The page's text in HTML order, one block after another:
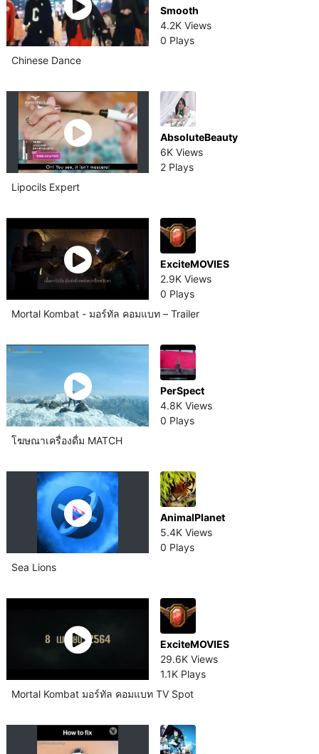
Smooth
4.2K Views
0 Plays
Chinese Dance
AbsoluteBeauty
6K Views
2 Plays
Lipocils Expert
ExciteMOVIES
2.9K Views
0 Plays
Mortal Kombat - มอร์ทัล คอมแบท – Trailer
PerSpect
4.8K Views
0 Plays
โฆษณาเครื่องดื่ม MATCH
AnimalPlanet
5.4K Views
0 Plays
Sea Lions
ExciteMOVIES
29.6K Views
1.1K Plays
Mortal Kombat มอร์ทัล คอมแบท TV Spot